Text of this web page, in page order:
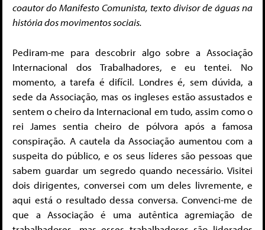
coautor do Manifesto Comunista, texto divisor de águas na
história dos movimentos sociais.
Pediram-me para descobrir algo sobre a Associação
Internacional dos Trabalhadores, e eu tentei. No
momento, a tarefa é difícil. Londres é, sem dúvida, a
sede da Associação, mas os ingleses estão assustados e
sentem o cheiro da Internacional em tudo, assim como o
rei James sentia cheiro de pólvora após a famosa
conspiração. A cautela da Associação aumentou com a
suspeita do público, e os seus líderes são pessoas que
sabem guardar um segredo quando necessário. Visitei
dois dirigentes, conversei com um deles livremente, e
aqui está o resultado dessa conversa. Convenci-me de
que a Associação é uma autêntica agremiação de